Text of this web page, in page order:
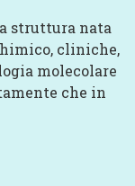
struttura nata
cliniche,
molecolare
che in